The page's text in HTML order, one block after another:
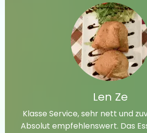
Len Ze
Klasse Service, sehr nett und
Absolut empfehlenswert. Das